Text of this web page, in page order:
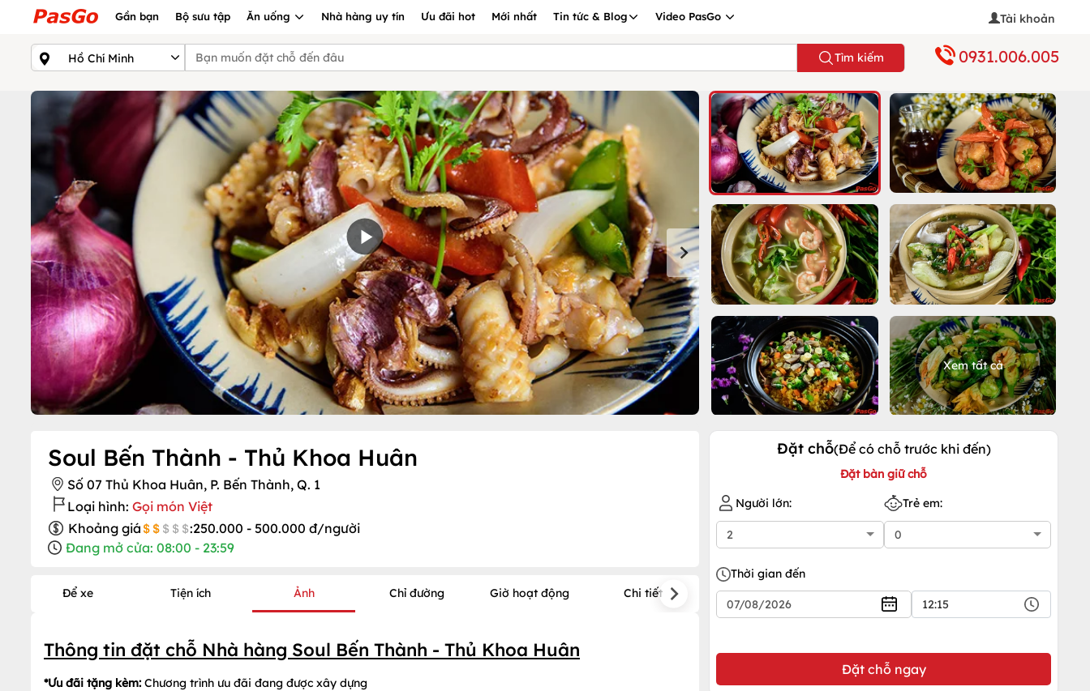
Gần bạn Bộ sưu tập Ăn uống Nhà hàng uy tín Ưu đãi hot Mới nhất Tin tức & Blog Video PasGo Tài khoản
Tìm kiếm 0931.006.005
Xem tất cả
Soul Bến Thành - Thủ Khoa Huân
Số 07 Thủ Khoa Huân, P. Bến Thành, Q. 1
Loại hình: Gọi món Việt
Khoảng giá
:250.000 - 500.000 đ/người
Đang mở cửa: 08:00 - 23:59
Để xe Tiện ích Ảnh Chỉ đường Giờ hoạt động Chi tiết
Thông tin đặt chỗ Nhà hàng Soul Bến Thành - Thủ Khoa Huân
*Ưu đãi tặng kèm: Chương trình ưu đãi đang được xây dựng
Đặt chỗ(Để có chỗ trước khi đến)
Đặt bàn giữ chỗ
Người lớn:
Trẻ em:
Thời gian đến
12:15
Đặt chỗ ngay